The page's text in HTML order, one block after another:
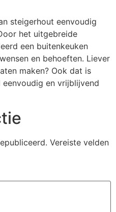
steigerhout eenvoudig
het uitgebreide
een buitenkeuken
en behoeften. Liever
maken? Ook dat is
en vrijblijvend
Vereiste velden